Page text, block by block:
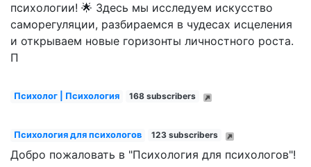
психологии! 🌟 Здесь мы исследуем искусство
саморегуляции, разбираемся в чудесах исцеления
и открываем новые горизонты личностного роста.
П
Психолог | Психология 168 subscribers
Психология для психологов 123 subscribers
Добро пожаловать в "Психология для психологов"!